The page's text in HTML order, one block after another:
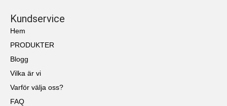
Kundservice
Hem
PRODUKTER
Blogg
Vilka är vi
Varför välja oss?
FAQ